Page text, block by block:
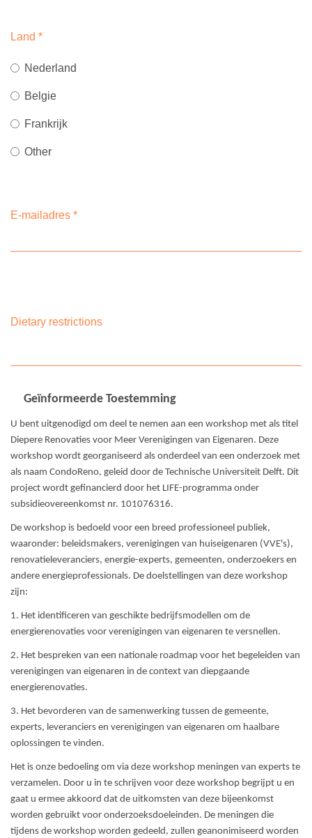
Land *
Nederland
Belgie
Frankrijk
Other
E-mailadres *
Dietary restrictions
Geïnformeerde Toestemming
U bent uitgenodigd om deel te nemen aan een workshop met als titel
Diepere Renovaties voor Meer Verenigingen van Eigenaren. Deze
workshop wordt georganiseerd als onderdeel van een onderzoek met
als naam CondoReno, geleid door de Technische Universiteit Delft. Dit
project wordt gefinancierd door het LIFE-programma onder
subsidieovereenkomst nr. 101076316.
De workshop is bedoeld voor een breed professioneel publiek,
waaronder: beleidsmakers, verenigingen van huiseigenaren (VVE's),
renovatieleveranciers, energie-experts, gemeenten, onderzoekers en
andere energieprofessionals. De doelstellingen van deze workshop
zijn:
1. Het identificeren van geschikte bedrijfsmodellen om de
energierenovaties voor verenigingen van eigenaren te versnellen.
2. Het bespreken van een nationale roadmap voor het begeleiden van
verenigingen van eigenaren in de context van diepgaande
energierenovaties.
3. Het bevorderen van de samenwerking tussen de gemeente,
experts, leveranciers en verenigingen van eigenaren om haalbare
oplossingen te vinden.
Het is onze bedoeling om via deze workshop meningen van experts te
verzamelen. Door u in te schrijven voor deze workshop begrijpt u en
gaat u ermee akkoord dat de uitkomsten van deze bijeenkomst
worden gebruikt voor onderzoeksdoeleinden. De meningen die
tijdens de workshop worden gedeeld, zullen geanonimiseerd worden